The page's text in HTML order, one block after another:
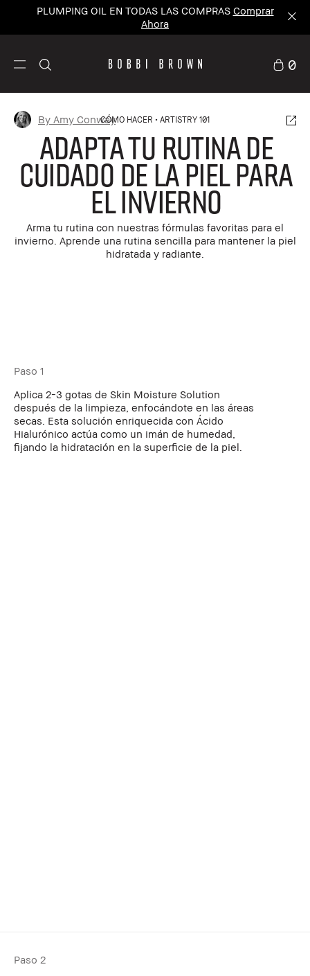
PLUMPING OIL EN TODAS LAS COMPRAS Comprar
Ahora
0
CÓMO HACER ARTISTRY 101
Adapta tu Rutina de
Cuidado de la piel para
el Invierno
Arma tu rutina con nuestras fórmulas favoritas para el
invierno. Aprende una rutina sencilla para mantener la piel
hidratada y radiante.
By Amy Conway
Paso 1
Aplica 2-3 gotas de Skin Moisture Solution
después de la limpieza, enfocándote en las áreas
secas. Esta solución enriquecida con Ácido
Hialurónico actúa como un imán de humedad,
fijando la hidratación en la superficie de la piel.
Paso 2